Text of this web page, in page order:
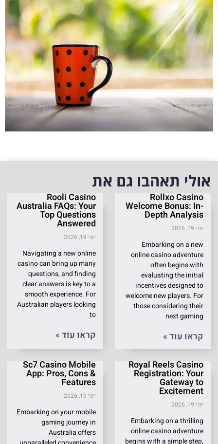
אולי תאהבו גם את
Rollxo Casino
Welcome Bonus: In-
Depth Analysis
יוני 19, 2026
Embarking on a new
online casino adventure
often begins with
evaluating the initial
incentives designed to
welcome new players. For
those considering their
next gaming
קראו עוד »
Rooli Casino
Australia FAQs: Your
Top Questions
Answered
יוני 19, 2026
Navigating a new online
casino can bring up many
questions, and finding
clear answers is key to a
smooth experience. For
Australian players looking
to
קראו עוד »
Royal Reels Casino
Registration: Your
Gateway to
Excitement
יוני 19, 2026
Embarking on a thrilling
online casino adventure
begins with a simple step,
Sc7 Casino Mobile
App: Pros, Cons &
Features
יוני 19, 2026
Embarking on your mobile
gaming journey in
Australia offers